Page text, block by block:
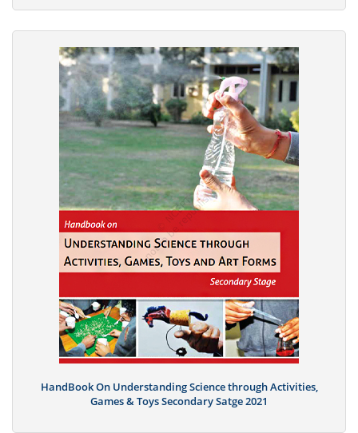
HandBook On Understanding Science through Activities,
Games & Toys Secondary Satge 2021